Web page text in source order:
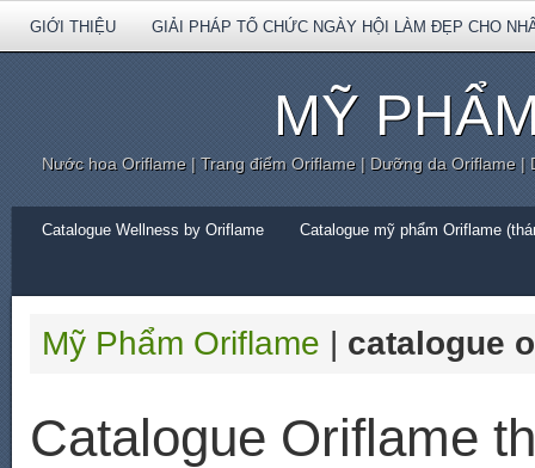
GIỚI THIỆU GIẢI PHÁP TỔ CHỨC NGÀY HỘI LÀM ĐẸP CHO
MỸ
Nước hoa Oriflame | Trang điểm Oriflame | Dưỡng da Oriflame
Catalogue Wellness by Oriflame Catalogue mỹ phẩm Oriflame
Mỹ Phẩm Oriflame | catalogue
Catalogue Oriflame